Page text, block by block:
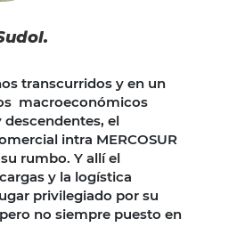
transcurridos y en un
macroeconómicos
descendentes, el
intra MERCOSUR
rumbo. Y allí el
y la logística
privilegiado por su
no siempre puesto en